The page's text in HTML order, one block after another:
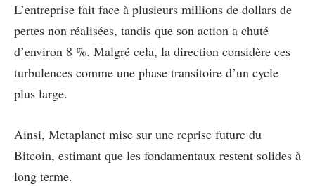
L’entreprise fait face à plusieurs millions de dollars de
pertes non réalisées, tandis que son action a chuté
d’environ 8 %. Malgré cela, la direction considère ces
turbulences comme une phase transitoire d’un cycle
plus large.
Ainsi, Metaplanet mise sur une reprise future du
Bitcoin, estimant que les fondamentaux restent solides à
long terme.